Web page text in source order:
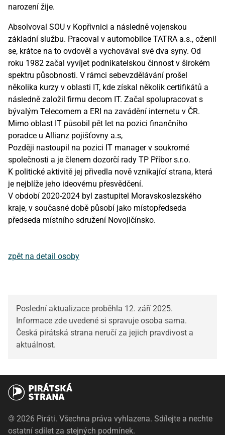
narození žije.
Absolvoval SOU v Kopřivnici a následně vojenskou
základní službu. Pracoval v automobilce TATRA a.s., oženil
se, krátce na to ovdověl a vychovával své dva syny. Od
roku 1982 začal vyvíjet podnikatelskou činnost v širokém
spektru působnosti. V rámci sebevzdělávání prošel
několika kurzy v oblasti IT, kde získal několik certifikátů a
následně založil firmu decom IT. Začal spolupracovat s
bývalým Telecomem a ERI na zavádění internetu v ČR.
Mimo oblast IT působil pět let na pozici finančního
poradce u Allianz pojišťovny a.s,
Později nastoupil na pozici IT manager v soukromé
společnosti a je členem dozorčí rady TP Příbor s.r.o.
K politické aktivitě jej přivedla nově vznikající strana, která
je nejblíže jeho ideovému přesvědčení.
V období 2020-2024 byl zastupitel Moravskoslezského
kraje, v současné době působí jako místopředseda
předseda místního sdružení Novojičínsko.
zpět na detail osoby
Poslední aktualizace proběhla 12. září 2025.
Informace zde uvedené si spravuje osoba sama.
Česká pirátská strana neručí za jejich pravdivost a
aktuálnost.
© 2026 Piráti. Všechna práva vyhlazena. Sdílejte a nechte
ostatní sdílet za stejných podmínek.